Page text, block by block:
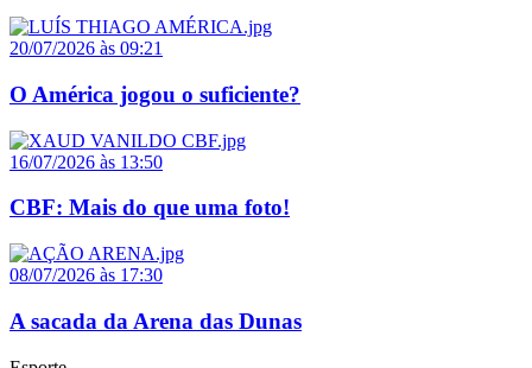
20/07/2026 às 09:21
O América jogou o suficiente?
16/07/2026 às 13:50
CBF: Mais do que uma foto!
08/07/2026 às 17:30
A sacada da Arena das Dunas